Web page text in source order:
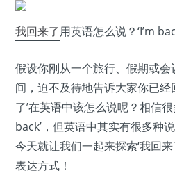
我回来了用英语怎么说？‘I’m
假设你刚从一个旅行、假期或
间，迫不及待地告诉大家你已经
了’在英语中该怎么说呢？相信很
back’，但英语中其实有很多种
今天就让我们一起来探索‘我回
表达方式！